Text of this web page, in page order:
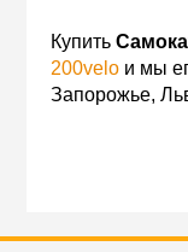
Купить
200velo и мы
Запорожье,